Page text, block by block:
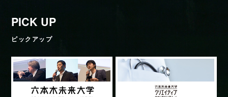
PICK UP
ピックアップ